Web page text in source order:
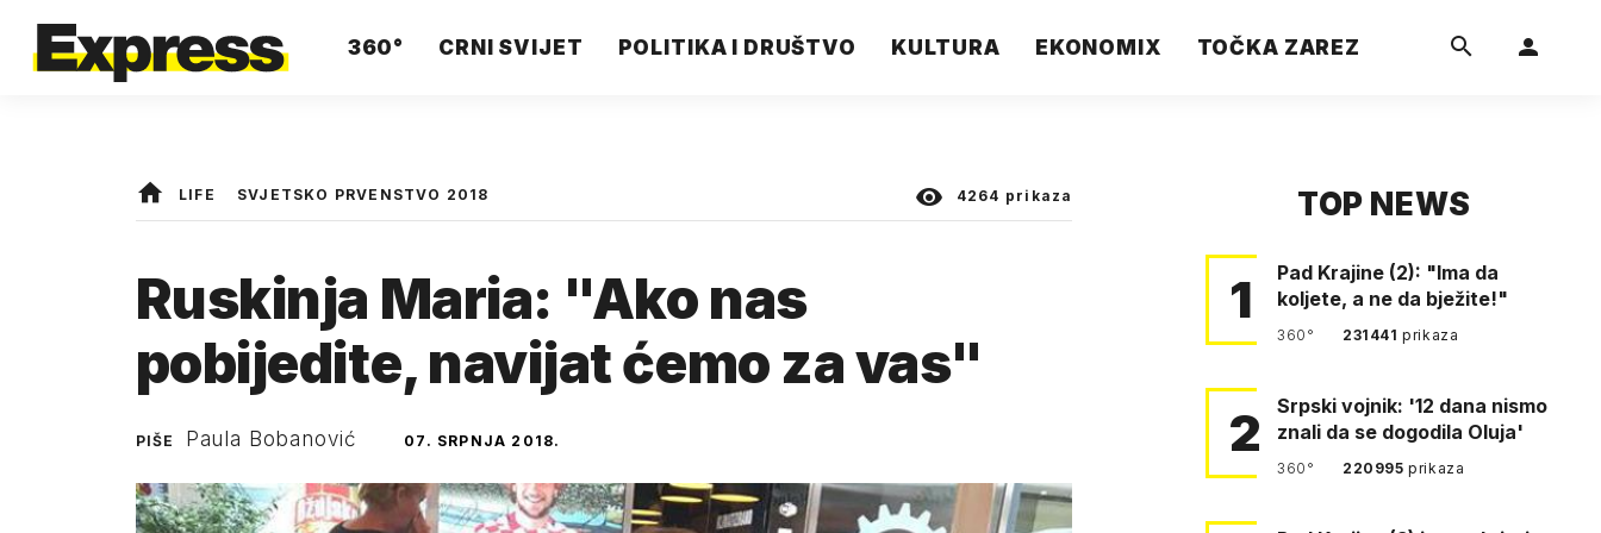
360° CRNI SVIJET POLITIKA I DRUŠTVO KULTURA EKONOMIX TOČKA ZAREZ
LIFE SVJETSKO PRVENSTVO 2018 4264 prikaza
Ruskinja Maria: "Ako nas
pobijedite, navijat ćemo za vas"
PIŠE Paula Bobanović 07. SRPNJA 2018.
TOP NEWS
1
Pad Krajine (2): "Ima da
koljete, a ne da bježite!"
360° 231441prikaza
2
Srpski vojnik: '12 dana nismo
znali da se dogodila Oluja'
360° 220995prikaza